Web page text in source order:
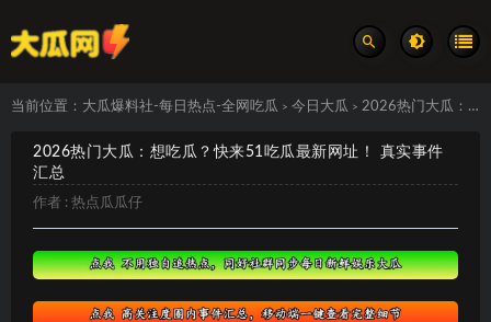
当前位置： 大瓜爆料社-每日热点-全网吃瓜 > 今日大瓜 > 2026热门大瓜：想吃瓜？快来51吃瓜最新网址！ 真实事件汇总
2026热门大瓜：想吃瓜？快来51吃瓜最新网址！ 真实事件
汇总
作者 : 热点瓜瓜仔